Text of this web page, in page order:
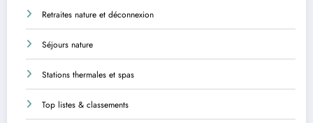
Retraites nature et déconnexion
Séjours nature
Stations thermales et spas
Top listes & classements